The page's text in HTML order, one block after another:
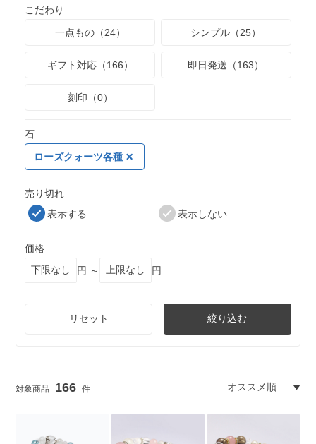
こだわり
一点もの（24）
シンプル（25）
ギフト対応（166） 即日発送（163）
刻印（0）
石
ローズクォーツ各種
売り切れ
表示する
表示しない
価格
円 ～
円
リセット 絞り込む
166